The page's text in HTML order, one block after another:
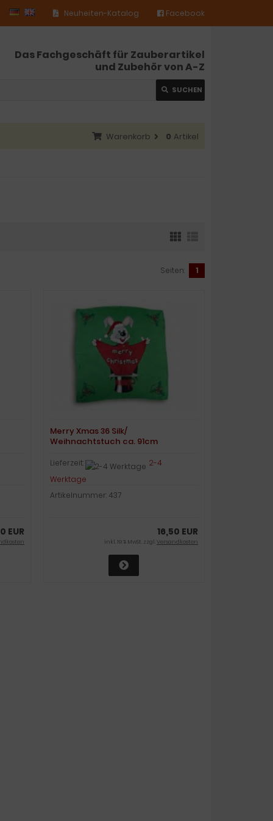
Facebook
Neuheiten-Katalog
Das Fachgeschäft für Zauberartikel
und Zubehör von A-Z
SUCHEN
Warenkorb 0 Artikel
Seiten: 1
EUR
Merry Xmas 36 Silk/
Weihnachtstuch ca. 91cm
Lieferzeit:
2-4
Werktage
Artikelnummer: 437
16,50 EUR
inkl. 19 % MwSt. zzgl.Versandkosten